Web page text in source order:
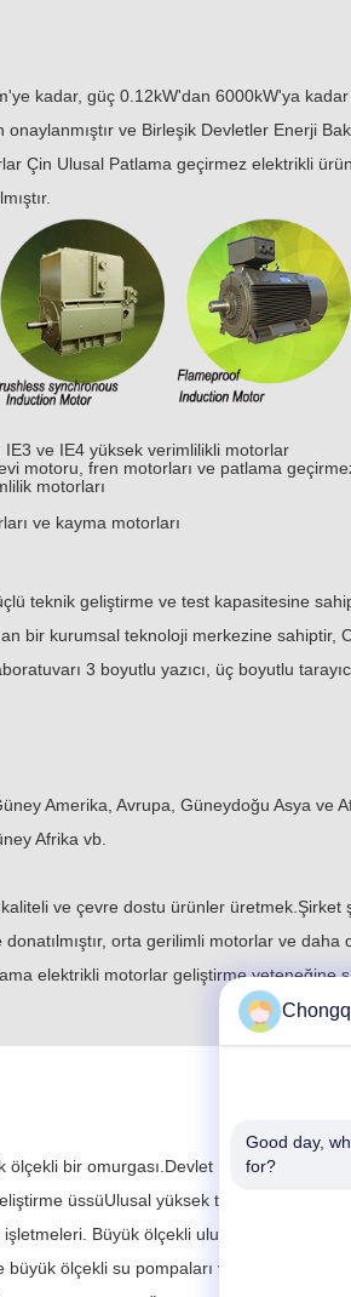
kadar, güç 0.12kW'dan 6000kW'ya
ve Birleşik Devletler Enerji
Çin Ulusal Patlama geçirmez elektrikli
ve IE4 yüksek verimlilikli motorlar
motoru, fren motorları ve patlama
motorları
ve kayma motorları
teknik geliştirme ve test kapasitesine
bir kurumsal teknoloji merkezine sahiptir,
3 boyutlu yazıcı, üç boyutlu
Amerika, Avrupa, Güneydoğu Asya ve
Afrika vb.
ve çevre dostu ürünler üretmek.Şirket
orta gerilimli motorlar ve daha
elektrikli motorlar geliştirme yeteneğine
bir omurgası.Devlet Konseyi
üssüUlusal yüksek teknoloji endüstri
Büyük ölçekli ulusal savunma
ölçekli su pompaları ve megavat
Good day,
for?